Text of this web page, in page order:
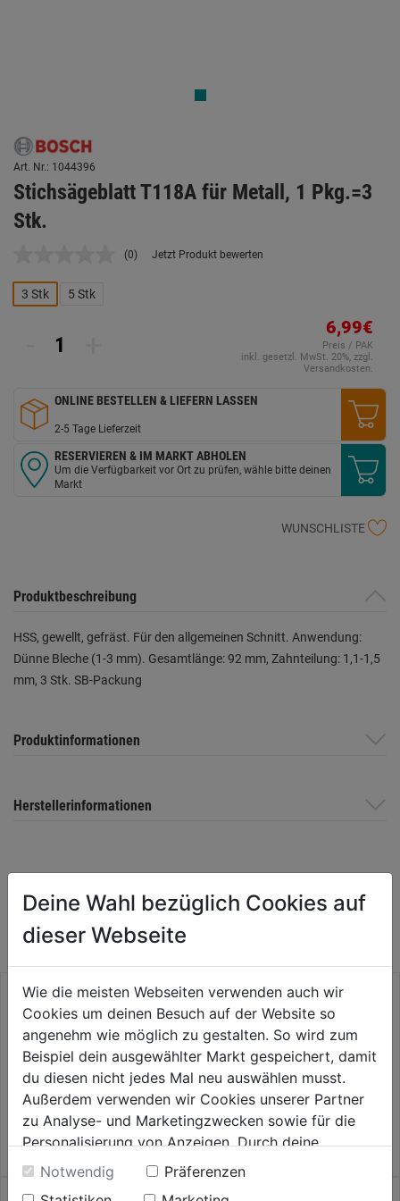
Art. Nr.: 1044396
Stichsägeblatt T118A für Metall, 1 Pkg.=3
Stk.
Kein
(0) Jetzt Produkt bewerten
3 Stk 5 Stk
6,99€
Preis / PAK
inkl. gesetzl. MwSt. 20%, zzgl.
Versandkosten.
ONLINE BESTELLEN & LIEFERN LASSEN
2-5 Tage Lieferzeit
RESERVIEREN & IM MARKT ABHOLEN
Um die Verfügbarkeit vor Ort zu prüfen, wähle bitte deinen
Markt
WUNSCHLISTE
Produktbeschreibung
HSS, gewellt, gefräst. Für den allgemeinen Schnitt. Anwendung:
Dünne Bleche (1-3 mm). Gesamtlänge: 92 mm, Zahnteilung: 1,1-1,5
mm, 3 Stk. SB-Packung
Produktinformationen
Herstellerinformationen
WEITERE PRODUKTE AUS DIESER
KATEGORIE
Säbelsägeblatt Tri-Metall
Länge 150/130 mm, 1 Pkg = 2
St
0.0 (0)
0.0
8,99€
Säbelsägeblatt Tri-Metall
St
0.0 (0)
0.0
8,99€
Deine Wahl bezüglich Cookies auf
dieser Webseite
Wie die meisten Webseiten verwenden auch wir
Cookies um deinen Besuch auf der Website so
angenehm wie möglich zu gestalten. So wird zum
Beispiel dein ausgewählter Markt gespeichert, damit
du diesen nicht jedes Mal neu auswählen musst.
Außerdem verwenden wir Cookies unserer Partner
zu Analyse- und Marketingzwecken sowie für die
Personalisierung von Anzeigen. Durch deine
Einwilligung werden die Daten von Drittanbieter,
unter anderem auch in den USA, verarbeitet.
Notwendig
Präferenzen